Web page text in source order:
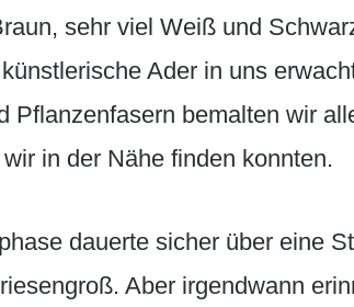
sehr viel Weiß und
Ader in uns
Pflanzenfasern bemalten wir
in der Nähe finden konnten.
dauerte sicher über eine
Aber irgendwann